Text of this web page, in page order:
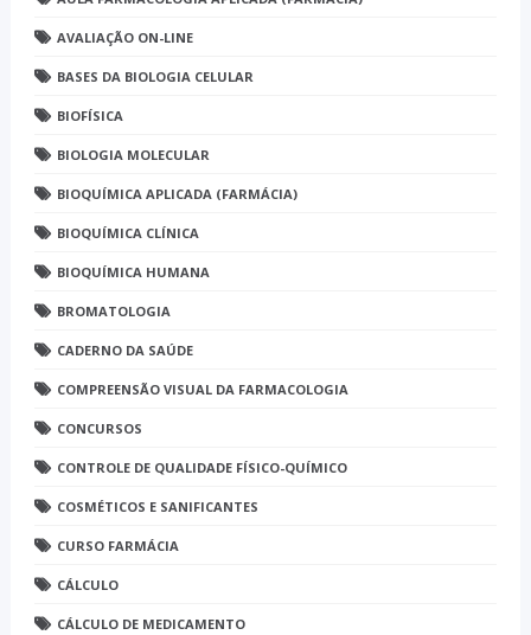
AVALIAÇÃO ON-LINE
BASES DA BIOLOGIA CELULAR
BIOFÍSICA
BIOLOGIA MOLECULAR
BIOQUÍMICA APLICADA (FARMÁCIA)
BIOQUÍMICA CLÍNICA
BIOQUÍMICA HUMANA
BROMATOLOGIA
CADERNO DA SAÚDE
COMPREENSÃO VISUAL DA FARMACOLOGIA
CONCURSOS
CONTROLE DE QUALIDADE FÍSICO-QUÍMICO
COSMÉTICOS E SANIFICANTES
CURSO FARMÁCIA
CÁLCULO
CÁLCULO DE MEDICAMENTO